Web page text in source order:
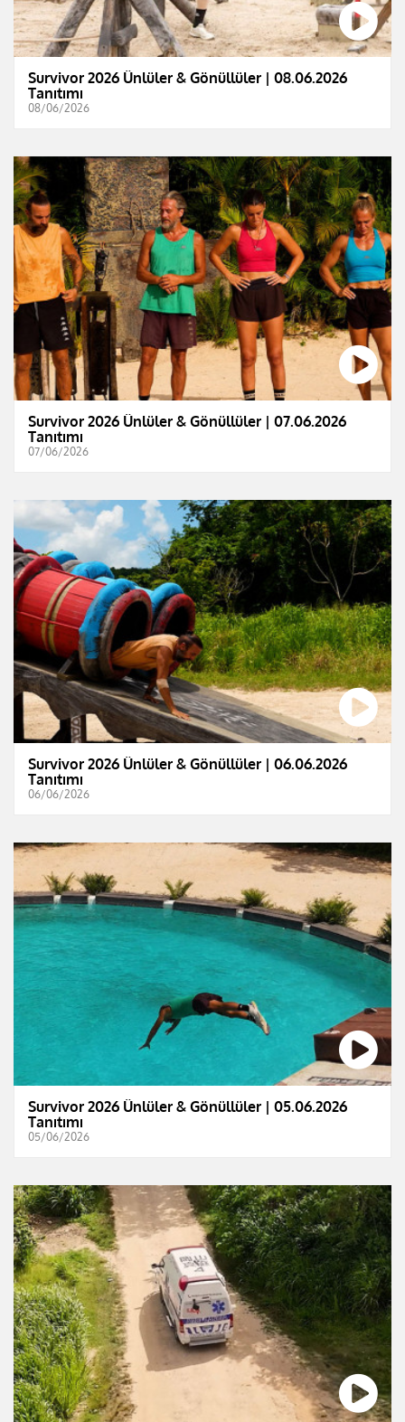
Survivor 2026 Ünlüler & Gönüllüler | 08.06.2026
Tanıtımı
08/06/2026
Survivor 2026 Ünlüler & Gönüllüler | 07.06.2026
Tanıtımı
07/06/2026
Survivor 2026 Ünlüler & Gönüllüler | 06.06.2026
Tanıtımı
06/06/2026
Survivor 2026 Ünlüler & Gönüllüler | 05.06.2026
Tanıtımı
05/06/2026